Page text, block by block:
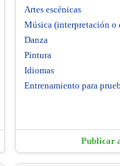
Artes escénicas
Música (interpretación o
Danza
Pintura
Idiomas
Entrenamiento para
Publicar